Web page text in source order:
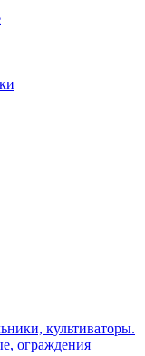
культиваторы.
ограждения